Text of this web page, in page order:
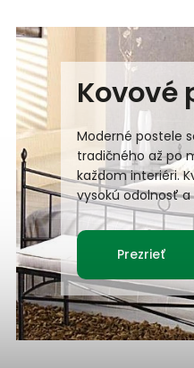
Kovové
Moderné postele
tradičného až po
každom interiéri.
vysokú odolnosť a
Prezrieť